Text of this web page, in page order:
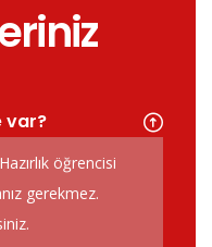
var?
öğrencisi
gerekmez.